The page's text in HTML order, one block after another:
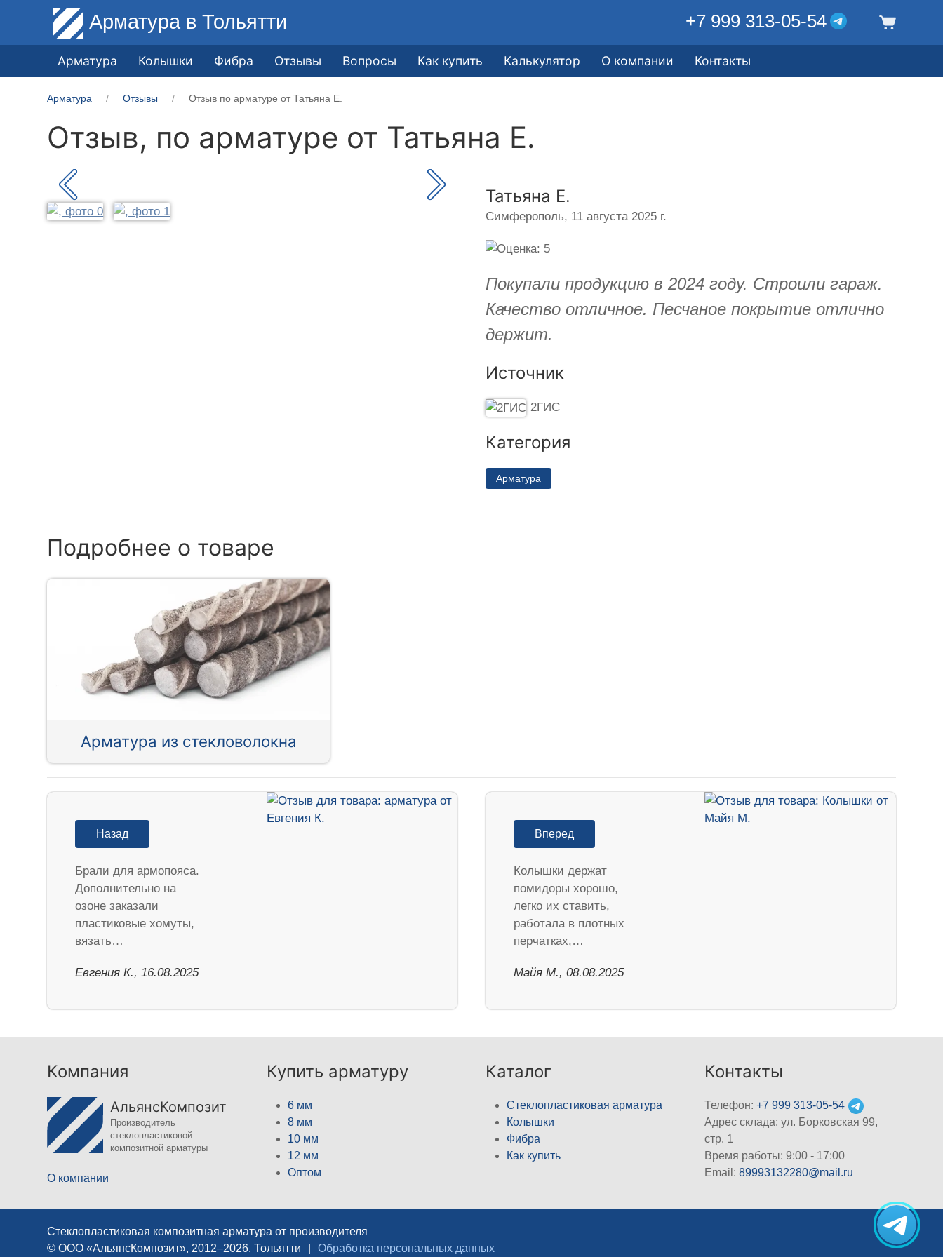
Арматура в Тольятти +7 999 313-05-54
Арматура Колышки Фибра Отзывы Вопросы Как купить Калькулятор О компании Контакты
Арматура Отзывы Отзыв по арматуре от Татьяна Е.
Отзыв, по арматуре от Татьяна Е.
Татьяна Е.
Симферополь, 11 августа 2025 г.
Покупали продукцию в 2024 году. Строили гараж.
Качество отличное. Песчаное покрытие отлично
держит.
Источник
2ГИС
Категория
Арматура
Подробнее о товаре
Арматура из стекловолокна
Назад
Брали для армопояса.
Дополнительно на
озоне заказали
пластиковые хомуты,
вязать…
Евгения К., 16.08.2025
Вперед
Колышки держат
помидоры хорошо,
легко их ставить,
работала в плотных
перчатках,…
Майя М., 08.08.2025
Компания
АльянсКомпозит
Производитель
стеклопластиковой
композитной арматуры
О компании
Купить арматуру
6 мм
8 мм
10 мм
12 мм
Оптом
Каталог
Стеклопластиковая арматура
Колышки
Фибра
Как купить
Контакты
Телефон:+7 999 313-05-54
Адрес склада: ул. Борковская 99,
стр. 1
Время работы: 9:00 - 17:00
Email:89993132280@mail.ru
Стеклопластиковая композитная арматура от производителя
© ООО «АльянсКомпозит», 2012–2026, Тольятти
Обработка персональных данных